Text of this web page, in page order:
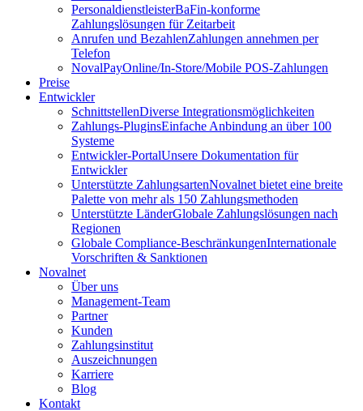
PersonaldienstleisterBaFin-konforme
Zahlungslösungen für Zeitarbeit
Anrufen und BezahlenZahlungen annehmen per
Telefon
NovalPayOnline/In-Store/Mobile POS-Zahlungen
Preise
Entwickler
SchnittstellenDiverse Integrationsmöglichkeiten
Zahlungs-PluginsEinfache Anbindung an über 100
Systeme
Entwickler-PortalUnsere Dokumentation für
Entwickler
Unterstützte ZahlungsartenNovalnet bietet eine breite
Palette von mehr als 150 Zahlungsmethoden
Unterstützte LänderGlobale Zahlungslösungen nach
Regionen
Globale Compliance-BeschränkungenInternationale
Vorschriften & Sanktionen
Novalnet
Über uns
Management-Team
Partner
Kunden
Zahlungsinstitut
Auszeichnungen
Karriere
Blog
Kontakt